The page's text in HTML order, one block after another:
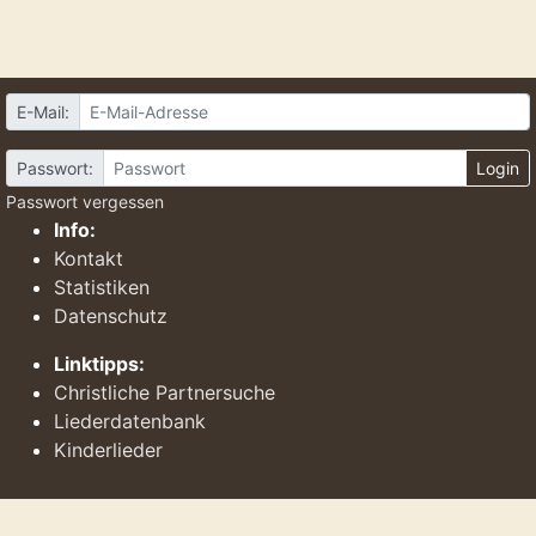
E-Mail:
Passwort:
Login
Passwort vergessen
Info:
Kontakt
Statistiken
Datenschutz
Linktipps:
Christliche Partnersuche
Liederdatenbank
Kinderlieder